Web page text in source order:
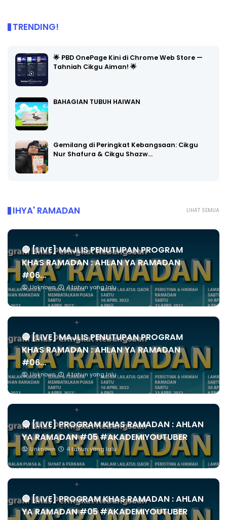
TRENDING!
🌟 PBD OnePage Kini di Chrome Web Store —
Tahniah Cikgu Aiman! 🌟
BAHAGIAN TUBUH HAIWAN
Gemilang di Peringkat Kebangsaan: Cikgu
Nur Shafura & Cikgu Shazw…
LIHAT SEMUA
IHYA' RAMADAN
🔴 [LIVE] MAJLIS PENUTUPAN PROGRAM
KHAS RAMADAN : AHLAN YA RAMADAN
#06...
Unknown 4 tahun yang lalu
🔴 [LIVE] MAJLIS PENUTUPAN PROGRAM
KHAS RAMADAN : AHLAN YA RAMADAN
#06...
Unknown 4 tahun yang lalu
🔴 [LIVE] PROGRAM KHAS RAMADAN : AHLAN
YA RAMADAN #05 #AKADEMIYOUTUBER
Unknown 4 tahun yang lalu
🔴 [LIVE] PROGRAM KHAS RAMADAN : AHLAN
YA RAMADAN #05 #AKADEMIYOUTUBER